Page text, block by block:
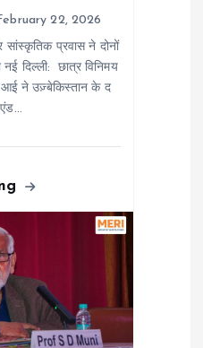
22, 2026
प्रवास ने दोनों
नई दिल्ली: छात्र विनिमय
ने उज़्बेकिस्तान के द
एंड…